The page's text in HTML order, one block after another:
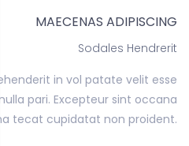
MAECENAS ADIPISCING
Sodales Hendrerit
in vol patate velit esse
pari. Excepteur sint occana
tecat cupidatat non proident.